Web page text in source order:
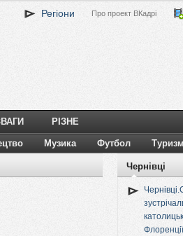
Регіони Про проект ВКадрі
РІЗНЕ
Музика Футбол Туризм
Чернівці